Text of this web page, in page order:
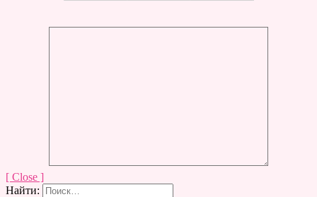
[ Close ]
Найти: